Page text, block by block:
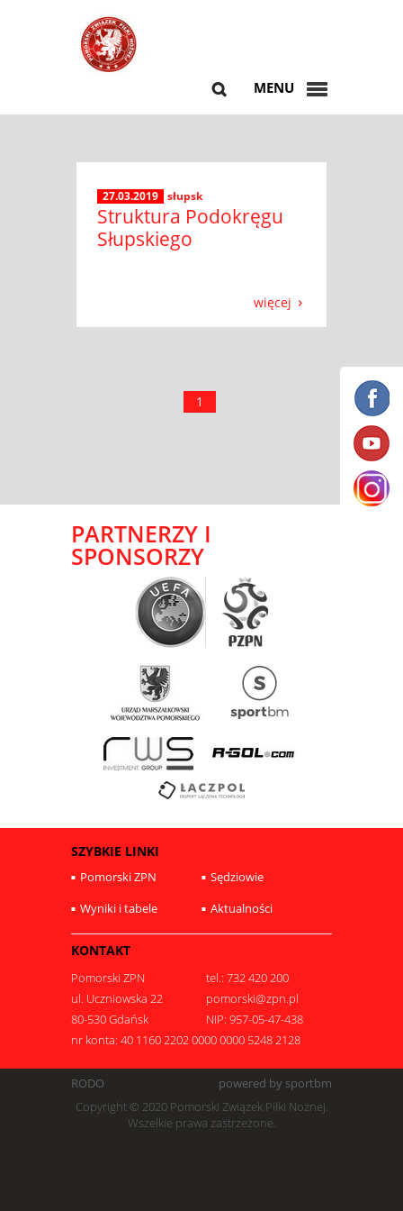
MENU
27.03.2019 słupsk
Struktura Podokręgu
Słupskiego
więcej
1
PARTNERZY I
SPONSORZY
SZYBKIE LINKI
Pomorski ZPN
Sędziowie
Wyniki i tabele
Aktualności
KONTAKT
Pomorski ZPN
tel.: 732 420 200
ul. Uczniowska 22
pomorski@zpn.pl
80-530 Gdańsk
NIP: 957-05-47-438
nr konta: 40 1160 2202 0000 0000 5248 2128
RODO
powered by sportbm
Copyright © 2020 Pomorski Związek Piłki Nożnej.
Wszelkie prawa zastrzeżone.